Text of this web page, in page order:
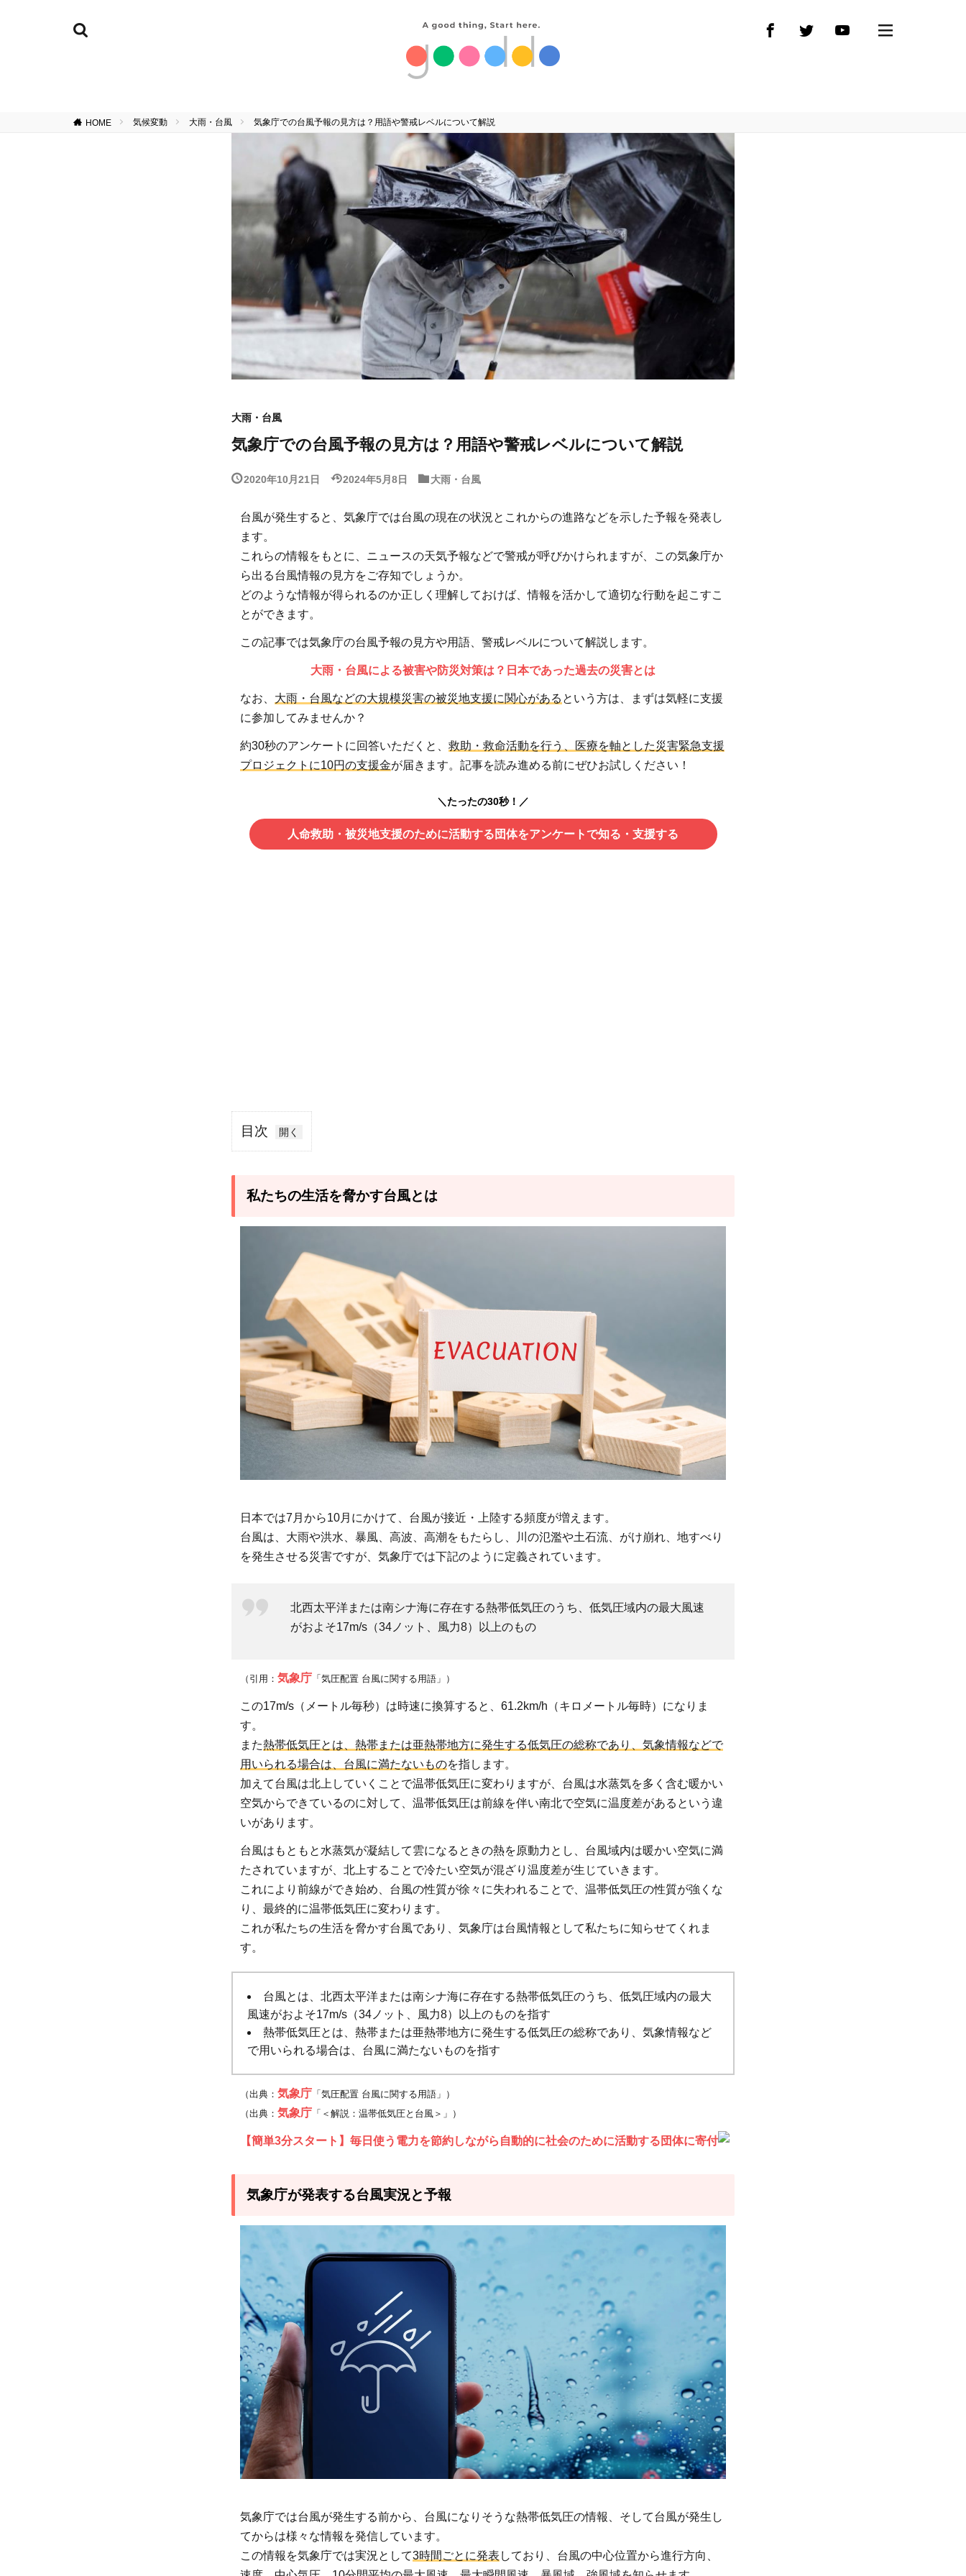
HOME 気候変動 大雨・台風 気象庁での台風予報の見方は？用語や警戒レベルについて解説
大雨・台風
気象庁での台風予報の見方は？用語や警戒レベルについて解説
2020年10月21日 2024年5月8日 大雨・台風
台風が発生すると、気象庁では台風の現在の状況とこれからの進路などを示した予報を発表し
ます。
これらの情報をもとに、ニュースの天気予報などで警戒が呼びかけられますが、この気象庁か
ら出る台風情報の見方をご存知でしょうか。
どのような情報が得られるのか正しく理解しておけば、情報を活かして適切な行動を起こすこ
とができます。
この記事では気象庁の台風予報の見方や用語、警戒レベルについて解説します。
大雨・台風による被害や防災対策は？日本であった過去の災害とは
なお、 大雨・台風などの大規模災害の被災地支援に関心がある という方は、まずは気軽に支援
に参加してみませんか？
約30秒のアンケートに回答いただくと、 救助・救命活動を行う、医療を軸とした災害緊急支援
プロジェクトに10円の支援金が届きます。記事を読み進める前にぜひお試しください！
＼たったの30秒！／
人命救助・被災地支援のために活動する団体をアンケートで知る・支援する
目次
1
た
の
す
台
風
と
は
象
が
発
表
台
と
予
報
2.1
気象
庁の
台風
予報
2.1.1
暴風域
に入る
確率
2.2
への
警戒
レベ
ル
2.2.1
ベル1
2.2.2
警戒レ
警戒レ
2.2.4
警戒レ
ベル5
3
台
風
情
報
を
確
し
て
安
全
私たちの生活を脅かす台風とは
日本では7月から10月にかけて、台風が接近・上陸する頻度が増えます。
台風は、大雨や洪水、暴風、高波、高潮をもたらし、川の氾濫や土石流、がけ崩れ、地すべり
を発生させる災害ですが、気象庁では下記のように定義されています。
北西太平洋または南シナ海に存在する熱帯低気圧のうち、低気圧域内の最大風速
がおよそ17m/s（34ノット、風力8）以上のもの
（引用： 気象庁 「気圧配置 台風に関する用語」）
この17m/s（メートル毎秒）は時速に換算すると、61.2km/h（キロメートル毎時）になりま
す。
また熱帯低気圧とは、熱帯または亜熱帯地方に発生する低気圧の総称であり、気象情報などで
用いられる場合は、台風に満たないものを指します。
加えて台風は北上していくことで温帯低気圧に変わりますが、台風は水蒸気を多く含む暖かい
空気からできているのに対して、温帯低気圧は前線を伴い南北で空気に温度差があるという違
いがあります。
台風はもともと水蒸気が凝結して雲になるときの熱を原動力とし、台風域内は暖かい空気に満
たされていますが、北上することで冷たい空気が混ざり温度差が生じていきます。
これにより前線ができ始め、台風の性質が徐々に失われることで、温帯低気圧の性質が強くな
り、最終的に温帯低気圧に変わります。
これが私たちの生活を脅かす台風であり、気象庁は台風情報として私たちに知らせてくれま
す。
台風とは、北西太平洋または南シナ海に存在する熱帯低気圧のうち、低気圧域内の最大
風速がおよそ17m/s（34ノット、風力8）以上のものを指す
熱帯低気圧とは、熱帯または亜熱帯地方に発生する低気圧の総称であり、気象情報など
で用いられる場合は、台風に満たないものを指す
（出典： 気象庁 「気圧配置 台風に関する用語」）
（出典： 気象庁 「＜解説：温帯低気圧と台風＞」）
【簡単3分スタート】毎日使う電力を節約しながら自動的に社会のために活動する団体に寄付
気象庁が発表する台風実況と予報
気象庁では台風が発生する前から、台風になりそうな熱帯低気圧の情報、そして台風が発生し
てからは様々な情報を発信しています。
この情報を気象庁では実況として3時間ごとに発表 しており、台風の中心位置から進行方向、